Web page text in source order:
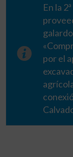
En la
por el